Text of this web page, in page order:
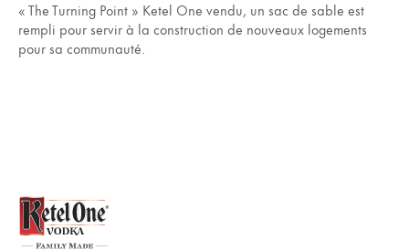
« The Turning Point » Ketel One vendu, un sac de sable est
rempli pour servir à la construction de nouveaux logements
pour sa communauté.